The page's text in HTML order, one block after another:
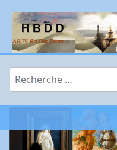
Rechercher